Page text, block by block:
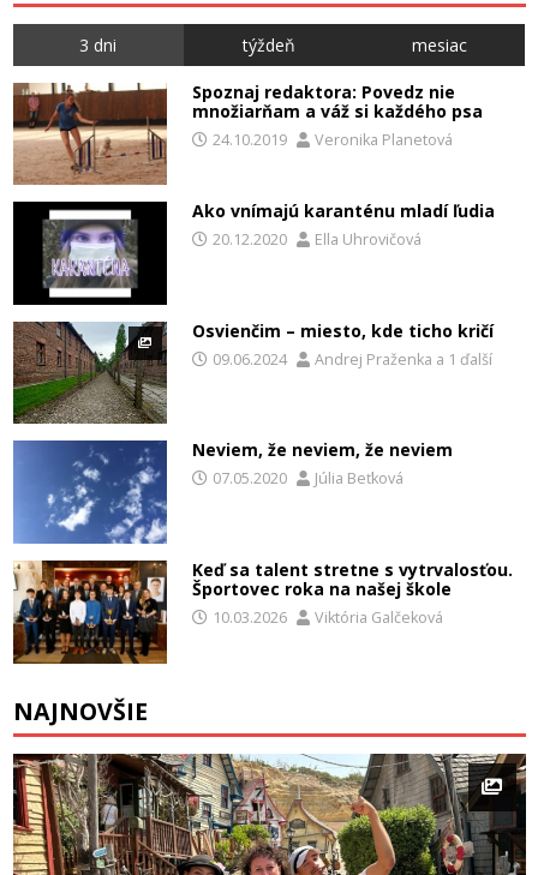
3 dni týždeň mesiac
Spoznaj redaktora: Povedz nie
množiarňam a váž si každého psa
24.10.2019 Veronika Planetová
Ako vnímajú karanténu mladí ľudia
20.12.2020 Ella Uhrovičová
Osvienčim – miesto, kde ticho kričí
09.06.2024 Andrej Praženka a 1 ďalší
Neviem, že neviem, že neviem
07.05.2020 Júlia Beťková
Keď sa talent stretne s vytrvalosťou.
Športovec roka na našej škole
10.03.2026 Viktória Galčeková
NAJNOVŠIE